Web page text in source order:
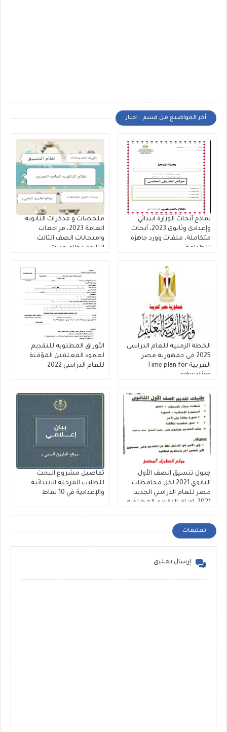
أخر المواضيع من قسم : اخبار
نماذج أبحاث الوزارة ابتدائي
وإعدادى وثانوى 2023، أبحاث
متكاملة، ملفات وورد جاهزة
للطباعة
ملخصات و مذكرات الثانوية
العامة 2023، مراجعات
وامتحانات الصف الثالث
الثانوى نظام حديث
الخطة الزمنية للعام الدراسى
2025 فى جمهورية مصر
العربية Time plan for
education
الأوراق المطلوبة للتقديم
لعقود المعلمين المؤقتة
للعام الدراسي 2022
جدول تنسيق الصف الأول
الثانوي 2021 لكل محافظات
مصر للعام الدراسي الجديد
2021 ,اوراق التقديم المطلوبة
تفاصيل مشروع البحث
للطلاب المرحلة الابتدائية
والإعدادية في 10 نقاط
تعليقات
إرسال تعليق